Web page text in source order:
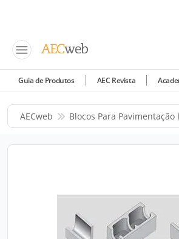
Guia de Produtos AEC Revista
AECweb Blocos Para